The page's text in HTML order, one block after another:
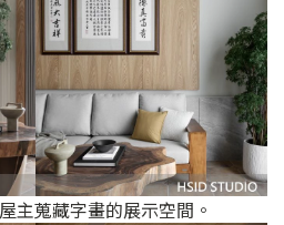
主蒐藏字畫的展示空間。